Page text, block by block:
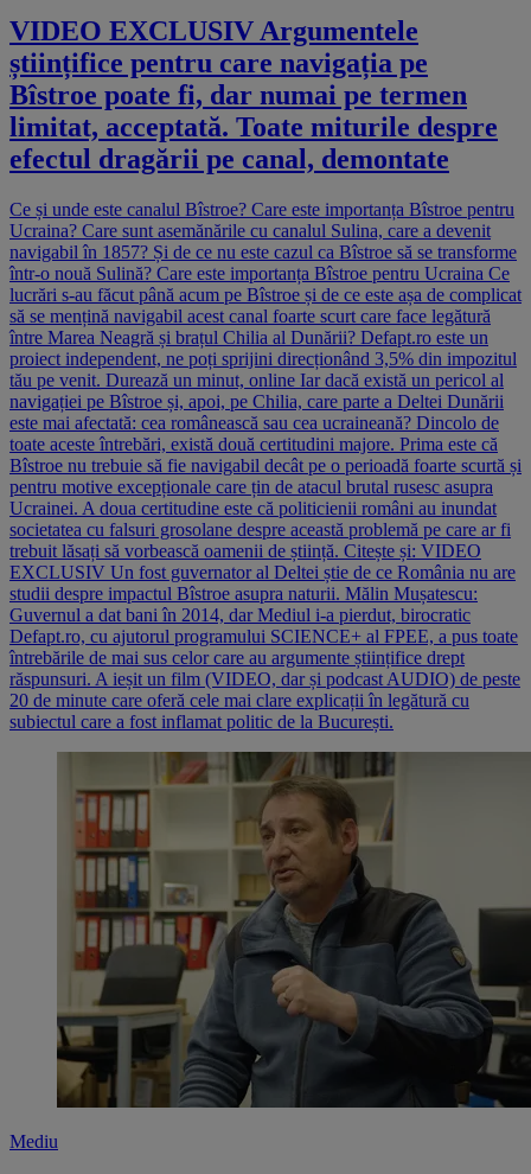
VIDEO EXCLUSIV Argumentele
științifice pentru care navigația pe
Bîstroe poate fi, dar numai pe termen
limitat, acceptată. Toate miturile despre
efectul dragării pe canal, demontate
Ce și unde este canalul Bîstroe? Care este importanța Bîstroe pentru
Ucraina? Care sunt asemănările cu canalul Sulina, care a devenit
navigabil în 1857? Și de ce nu este cazul ca Bîstroe să se transforme
într-o nouă Sulină? Care este importanța Bîstroe pentru Ucraina Ce
lucrări s-au făcut până acum pe Bîstroe și de ce este așa de complicat
să se mențină navigabil acest canal foarte scurt care face legătură
între Marea Neagră și brațul Chilia al Dunării? Defapt.ro este un
proiect independent, ne poți sprijini direcționând 3,5% din impozitul
tău pe venit. Durează un minut, online Iar dacă există un pericol al
navigației pe Bîstroe și, apoi, pe Chilia, care parte a Deltei Dunării
este mai afectată: cea românească sau cea ucraineană? Dincolo de
toate aceste întrebări, există două certitudini majore. Prima este că
Bîstroe nu trebuie să fie navigabil decât pe o perioadă foarte scurtă și
pentru motive excepționale care țin de atacul brutal rusesc asupra
Ucrainei. A doua certitudine este că politicienii români au inundat
societatea cu falsuri grosolane despre această problemă pe care ar fi
trebuit lăsați să vorbească oamenii de știință. Citește și: VIDEO
EXCLUSIV Un fost guvernator al Deltei știe de ce România nu are
studii despre impactul Bîstroe asupra naturii. Mălin Mușatescu:
Guvernul a dat bani în 2014, dar Mediul i-a pierdut, birocratic
Defapt.ro, cu ajutorul programului SCIENCE+ al FPEE, a pus toate
întrebările de mai sus celor care au argumente științifice drept
răspunsuri. A ieșit un film (VIDEO, dar și podcast AUDIO) de peste
20 de minute care oferă cele mai clare explicații în legătură cu
subiectul care a fost inflamat politic de la București.
Mediu